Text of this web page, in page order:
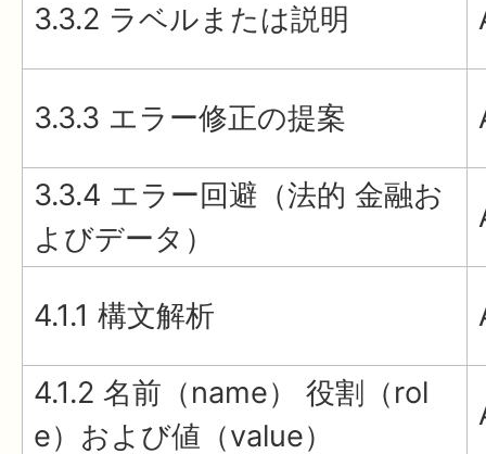
3.3.2 ラベルまたは説明
3.3.3 エラー修正の提案
3.3.4 エラー回避（法的 金融お
よびデータ）
4.1.1 構文解析
4.1.2 名前（name） 役割（rol
e）および値（value）